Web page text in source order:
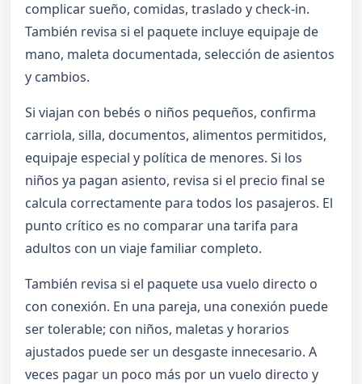
complicar sueño, comidas, traslado y check-in.
También revisa si el paquete incluye equipaje de
mano, maleta documentada, selección de asientos
y cambios.
Si viajan con bebés o niños pequeños, confirma
carriola, silla, documentos, alimentos permitidos,
equipaje especial y política de menores. Si los
niños ya pagan asiento, revisa si el precio final se
calcula correctamente para todos los pasajeros. El
punto crítico es no comparar una tarifa para
adultos con un viaje familiar completo.
También revisa si el paquete usa vuelo directo o
con conexión. En una pareja, una conexión puede
ser tolerable; con niños, maletas y horarios
ajustados puede ser un desgaste innecesario. A
veces pagar un poco más por un vuelo directo y